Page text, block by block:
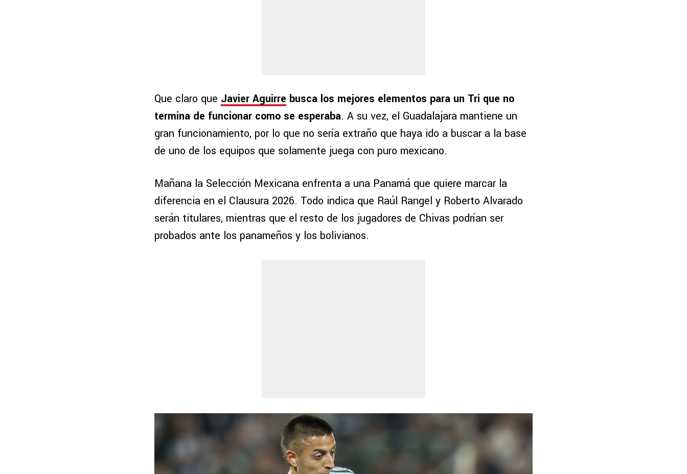
Que claro que Javier Aguirre busca los mejores elementos para un Tri que no
termina de funcionar como se esperaba. A su vez, el Guadalajara mantiene un
gran funcionamiento, por lo que no sería extraño que haya ido a buscar a la base
de uno de los equipos que solamente juega con puro mexicano.
Mañana la Selección Mexicana enfrenta a una Panamá que quiere marcar la
diferencia en el Clausura 2026. Todo indica que Raúl Rangel y Roberto Alvarado
serán titulares, mientras que el resto de los jugadores de Chivas podrían ser
probados ante los panameños y los bolivianos.